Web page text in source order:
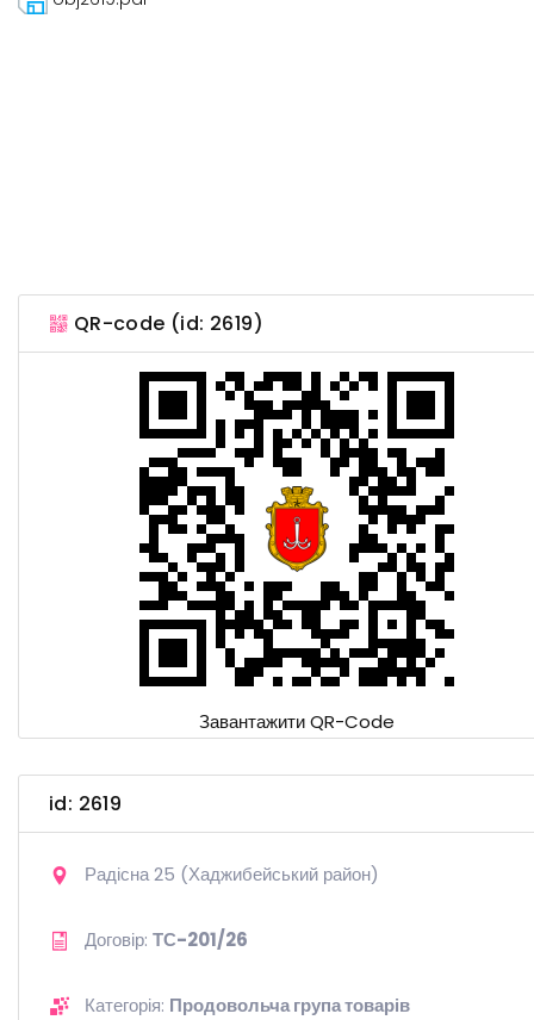
QR-code (id: 2619)
Завантажити QR-Code
id: 2619
Радісна 25 (Хаджибейський район)
Договір: ТС-201/26
Категорія: Продовольча група товарів